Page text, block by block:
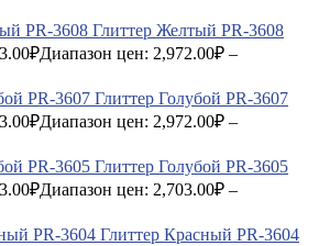
Глиттер Желтый PR-3608
₽Диапазон цен: 2,972.00₽ –
Глиттер Голубой PR-3607
₽Диапазон цен: 2,972.00₽ –
Глиттер Голубой PR-3605
₽Диапазон цен: 2,703.00₽ –
Глиттер Красный PR-3604